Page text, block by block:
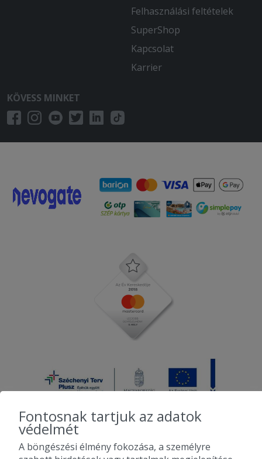
Felhasználási feltételek
SuperShop
Kapcsolat
Karrier
KÖVESS MINKET
2010-2026 Copyright - Falatozz.hu - Diston-line Kft.
Fontosnak tartjuk az adatok
védelmét
A böngészési élmény fokozása, a személyre